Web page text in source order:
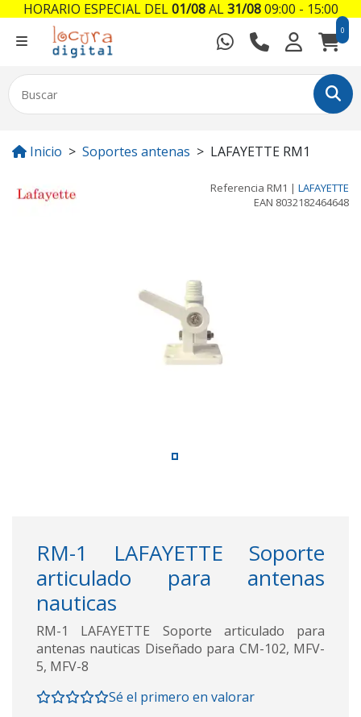
0
Inicio Soportes antenas LAFAYETTE RM1
Referencia RM1 | LAFAYETTE
EAN 8032182464648
RM-1 LAFAYETTE Soporte
articulado para antenas
nauticas
RM-1 LAFAYETTE Soporte articulado para
antenas nauticas Diseñado para CM-102, MFV-
5, MFV-8
Sé el primero en valorar
HORARIO ESPECIAL DEL01/08AL31/0809:00 - 15:00